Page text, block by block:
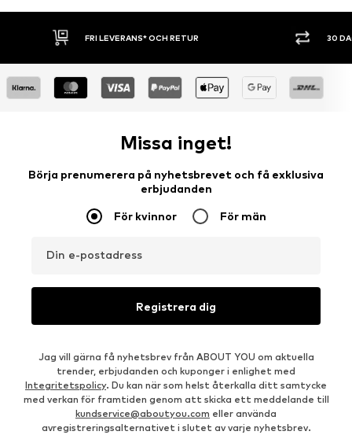
OCH RETUR 30 DAGARS ÖPPET KÖP
Missa inget!
Börja prenumerera på nyhetsbrevet och få exklusiva
erbjudanden
För kvinnor För män
Din e-postadress
Registrera dig
Jag vill gärna få nyhetsbrev från ABOUT YOU om aktuella
trender, erbjudanden och kuponger i enlighet med
Integritetspolicy. Du kan när som helst återkalla ditt samtycke
med verkan för framtiden genom att skicka ett meddelande till
kundservice@aboutyou.com eller använda
avregistreringsalternativet i slutet av varje nyhetsbrev.